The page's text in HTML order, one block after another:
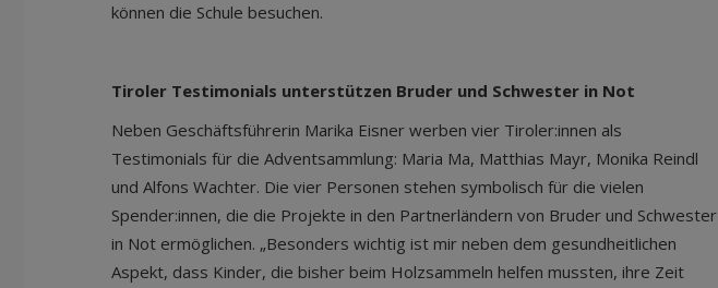
können die Schule besuchen.
Tiroler Testimonials unterstützen Bruder und Schwester in Not
Neben Geschäftsführerin Marika Eisner werben vier Tiroler:innen als
Testimonials für die Adventsammlung: Maria Ma, Matthias Mayr, Monika Reindl
und Alfons Wachter. Die vier Personen stehen symbolisch für die vielen
Spender:innen, die die Projekte in den Partnerländern von Bruder und Schwester
in Not ermöglichen. „Besonders wichtig ist mir neben dem gesundheitlichen
Aspekt, dass Kinder, die bisher beim Holzsammeln helfen mussten, ihre Zeit